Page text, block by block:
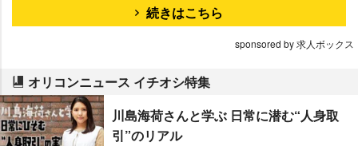
続きはこちら
sponsored by 求人ボックス
オリコンニュース イチオシ特集
川島海荷さんと学ぶ 日常に潜む“人身取
引”のリアル